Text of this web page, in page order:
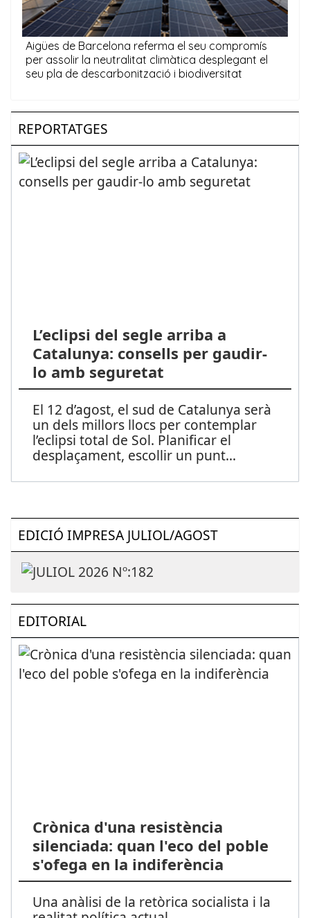
REPORTATGES
L’eclipsi del segle arriba a
Catalunya: consells per gaudir-
lo amb seguretat
El 12 d’agost, el sud de Catalunya serà
un dels millors llocs per contemplar
l’eclipsi total de Sol. Planificar el
desplaçament, escollir un punt...
EDICIÓ IMPRESA JULIOL/AGOST
EDITORIAL
Crònica d'una resistència
silenciada: quan l'eco del poble
s'ofega en la indiferència
Una anàlisi de la retòrica socialista i la